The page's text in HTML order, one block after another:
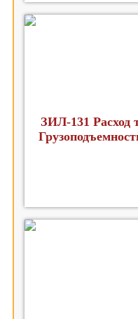
ЗИЛ-131 Расход